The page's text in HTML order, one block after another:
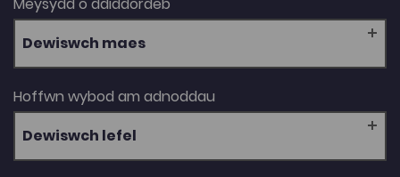
Dewiswch maes
Hoffwn wybod am adnoddau
Dewiswch lefel